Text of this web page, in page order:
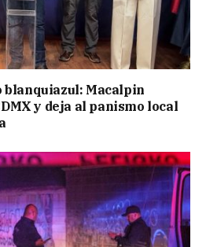
blanquiazul: Macalpin
y deja al panismo local